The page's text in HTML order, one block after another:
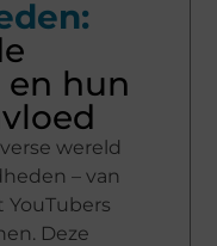
en hun
wereld
– van
YouTubers
Deze